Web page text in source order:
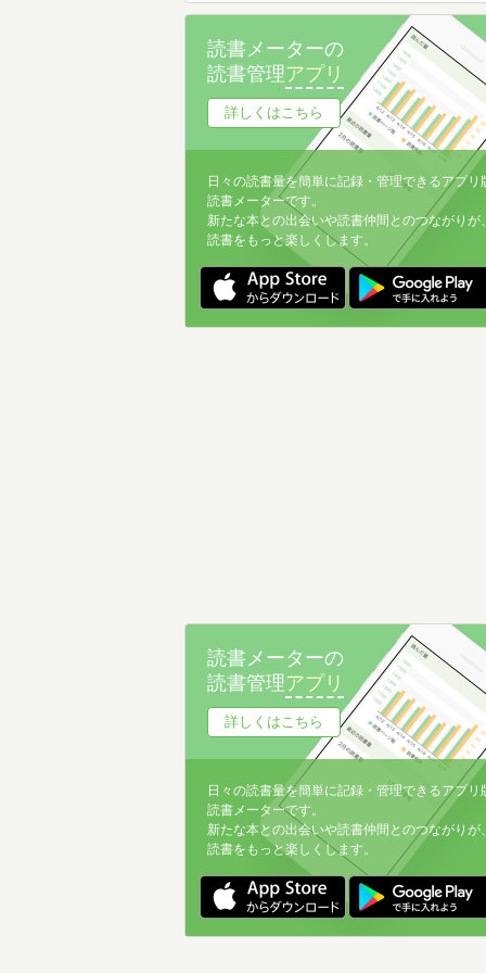
読書メーターの
読書管理アプリ
詳しくはこちら
日々の読書量を簡単に記録・管理できるアプリ
読書メーターです。
新たな本との出会いや読書仲間とのつながりが
読書をもっと楽しくします。
読書メーターの
読書管理アプリ
詳しくはこちら
日々の読書量を簡単に記録・管理できるアプリ
読書メーターです。
新たな本との出会いや読書仲間とのつながりが
読書をもっと楽しくします。